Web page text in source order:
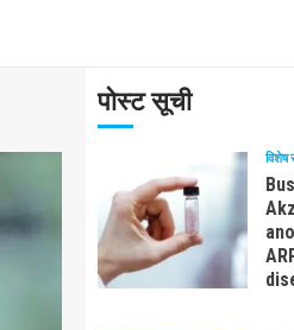
पोस्ट सूची
विशेष